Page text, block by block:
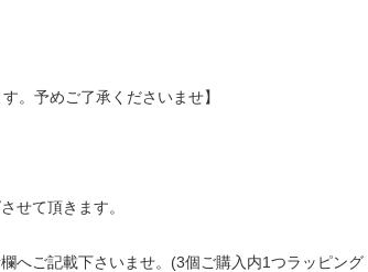
。予めご了承くださいませ】
せて頂きます。
へご記載下さいませ。(3個ご購入内1つラッピン